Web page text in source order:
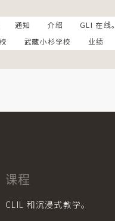
通知 介绍 GLI 在线。
武藏小杉学校 业绩
课程
CLIL 和沉浸式教学。